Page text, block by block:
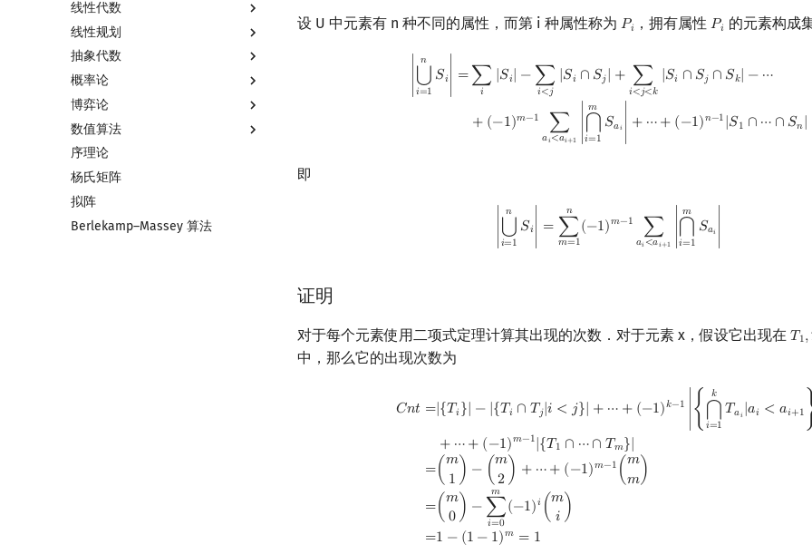
阶 & 原根
离散对数
高次剩余 & 单位根
数论分块
狄利克雷卷积
莫比乌斯反演
杜教筛
Powerful Number 筛
Min_25 筛
洲阁筛
线性代数
线性代数简介
向量
内积和外积
矩阵
初等变换
行列式
线性空间
线性基
线性映射
线性规划
线性规划基础
单纯形法
抽象代数
基本概念
群论
环论
域论
Schreier–Sims 算法
概率论
基本概念
条件概率与独立性
随机变量
随机变量的数字特征
概率不等式
博弈论
博弈论简介
公平组合游戏
零和游戏
非公平组合游戏
数值算法
插值
数值积分
高斯消元
牛顿迭代法
序理论
杨氏矩阵
拟阵
Berlekamp–Massey 算法
设 U 中元素有 n 种不同的属性，而第 i 种属性称为 𝑃𝑖
Pi ，拥有属性𝑃𝑖
Pi 的元素构成
𝑛
⋃
𝑖=1
𝑆𝑖 =∑
𝑖
|𝑆𝑖| − ∑
𝑖<𝑗
|𝑆𝑖 ∩ 𝑆𝑗| + ∑
𝑖<𝑗<𝑘
|𝑆𝑖 ∩ 𝑆𝑗 ∩ 𝑆𝑘| − ⋯
+ (−1)𝑚−1 ∑
𝑎𝑖<𝑎𝑖+1
𝑚
⋂
𝑖=1
𝑆𝑎𝑖 + ⋯+ (−1)𝑛−1|𝑆1 ∩ ⋯ ∩ 𝑆𝑛|
i<j| |+∑ i∩S 1)m
即
𝑛
⋃
𝑖=1
𝑆𝑖 =
𝑛
∑
𝑚=1
(−1)𝑚−1 ∑
𝑎𝑖 <𝑎𝑖+1
𝑚
⋂
𝑖=1
𝑆𝑎𝑖
nS =1n ∑ <ai ⋂
证明
对于每个元素使用二项式定理计算其出现的次数．对于元素 x，假设它出现在 𝑇 1,
T1,
中，那么它的出现次数为
𝐶𝑛𝑡 =|{𝑇 𝑖}| − |{𝑇 𝑖 ∩ 𝑇𝑗|𝑖 < 𝑗}| + ⋯ + (−1)𝑘−1 {
𝑘
𝑖=1
𝑇 𝑎𝑖 |𝑎𝑖 < 𝑎𝑖+1
+ ⋯+ (−1)𝑚−1|{𝑇 1 ∩ ⋯∩ 𝑇𝑚}|
=( 𝑚
1 ) − (𝑚
2 ) + ⋯+ (−1)𝑚−1 (𝑚
𝑚)
=( 𝑚
0 ) −
𝑚
∑
𝑖=0
(−1)𝑖 (𝑚
𝑖 )
=1 − (1 − 1)𝑚 = 1
m− 1| =(